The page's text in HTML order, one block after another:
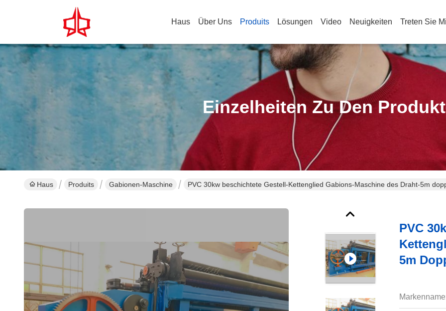
Haus Über Uns Produits Lösungen Video Neuigkeiten Treten Sie
Einzelheiten Zu Den
Haus Produits Gabionen-Maschine PVC 30kw beschichtete Gestell-Kettenglied Gabions-Maschine des Draht-5m
PVC
5m